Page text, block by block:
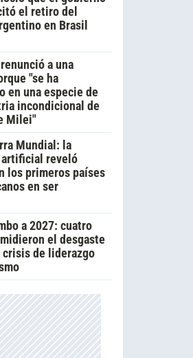
el retiro del
en Brasil
a una
"se ha
en una especie de
incondicional de
Milei"
Mundial: la
reveló
los primeros países
en ser
a 2027: cuatro
el desgaste
de liderazgo